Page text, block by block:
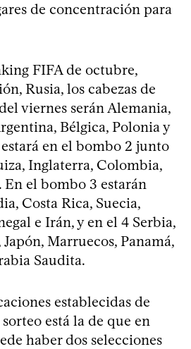
de concentración para
FIFA de octubre,
Rusia, los cabezas de
viernes serán Alemania,
Bélgica, Polonia y
en el bombo 2 junto
Inglaterra, Colombia,
el bombo 3 estarán
Costa Rica, Suecia,
e Irán, y en el 4 Serbia,
Marruecos, Panamá,
Saudita.
establecidas de
está la de que en
haber dos selecciones